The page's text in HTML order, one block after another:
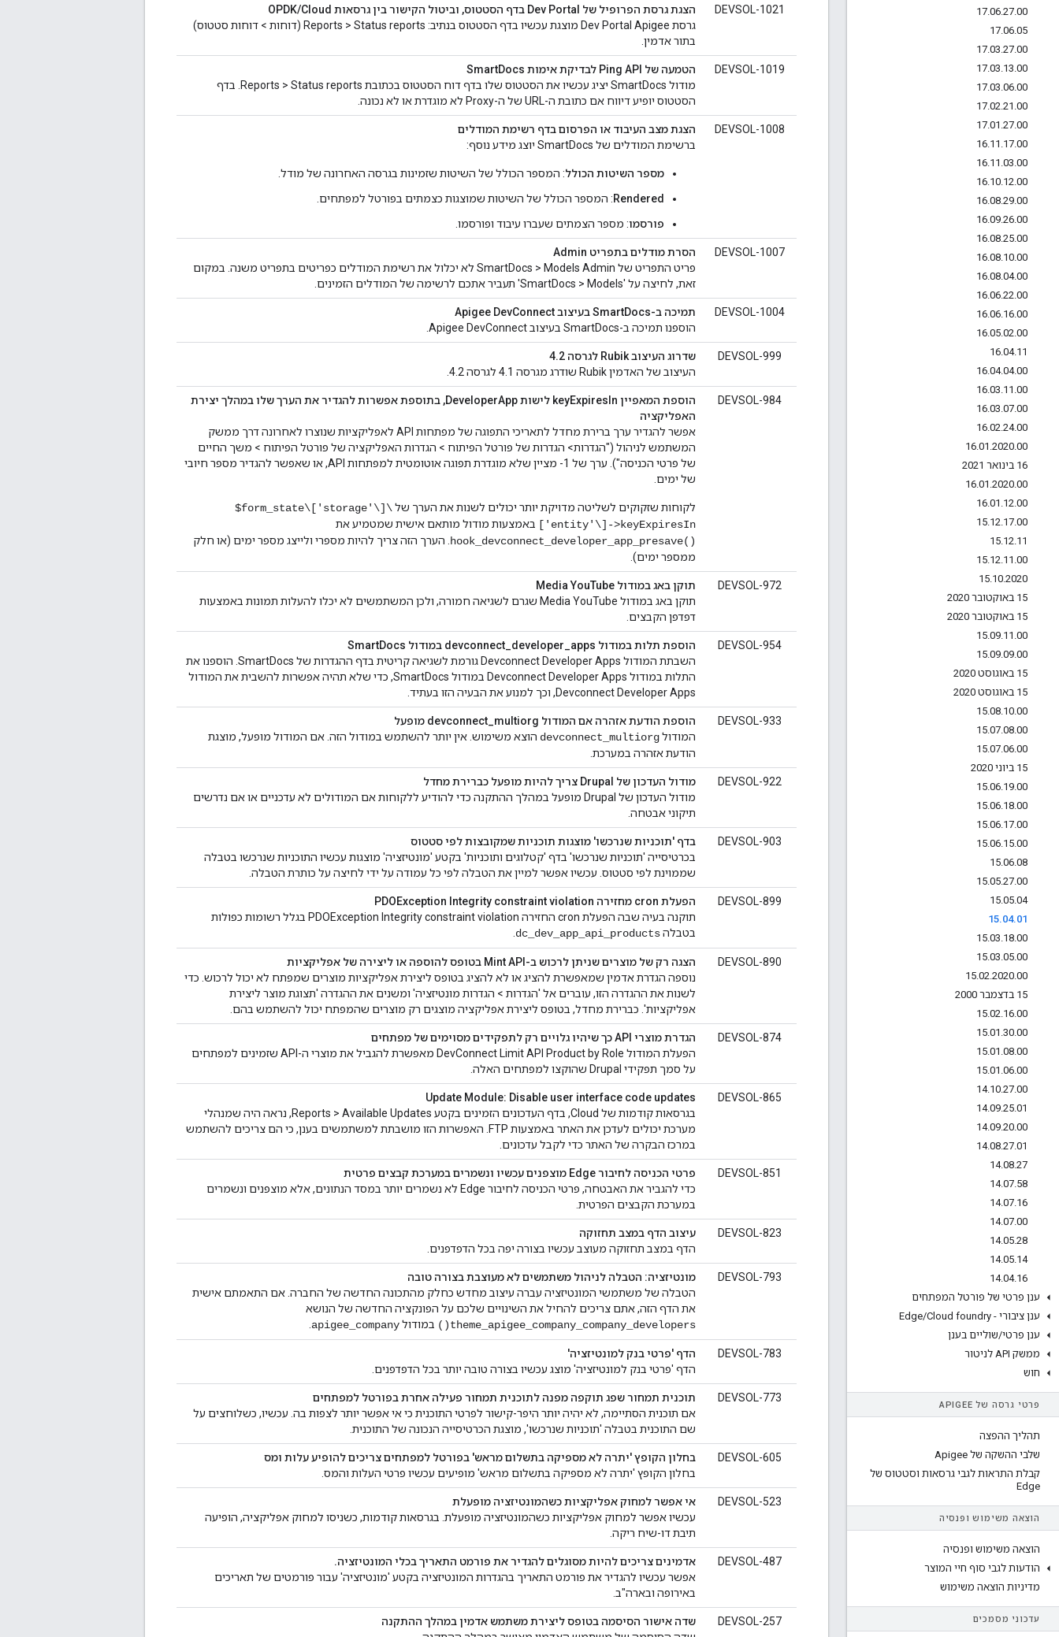
17.06.27.00
17.06.05
17.03.27.00
17.03.13.00
17.03.06.00
17.02.21 .00
17.01 .27.00
16.11 .17.00
16.11 .03.00
16.10.12.00
16.08.29.00
16.09.26.00
16.08.25.00
16.08.10.00
16.08.04.00
16.06.22.00
16.06.16.00
16.05.02.00
16.04.11
16.04.04.00
16.03.11 .00
16.03.07.00
16.02.24.00
16.01 .2020.00
16 בינואר 2021
16.01 .2020.00
16.01 .12.00
15.12.17.00
15.12.11
15.12.11 .00
15.10.2020
15 באוקטובר 2020
15 באוקטובר 2020
15.09.11 .00
15.09.09.00
15 באוגוסט 2020
15 באוגוסט 2020
15.08.10.00
15.07.08.00
15.07.06.00
15 ביוני 2020
15.06.19.00
15.06.18.00
15.06.17.00
15.06.15.00
15.06.08
15.05.27.00
15.05.04
15.04.01
15.03.18.00
15.03.05.00
15.02.2020.00
15 בדצמבר 2000
15.02.16.00
15.01 .30.00
15.01 .08.00
15.01 .06.00
14.10.27.00
14.09.25.01
14.09.20.00
14.08.27.01
14.08.27
14.07.58
14.07.16
14.07.00
14.05.28
14.05.14
14.04.16
ענן פרטי של פורטל המפתחים
ענן ציבורי - Edge
/Cloud foundry
ענן פרטי/שוליים בענן
ממשק API לניטור
חוש
פרטי גרסה של APIGEE
תהליך ההפצה
שלבי ההשקה של Apigee
קבלת התראות לגבי גרסאות וסטטוס של
Edge
הוצאה משימוש ופנסיה
הוצאה משימוש ופנסיה
הודעות לגבי סוף חיי המוצר
מדיניות הוצאה משימוש
עדכוני מסמכים
DEVSOL-1021
הצגת גרסת הפרופיל של Dev Portal בדף הסטטוס, וביטול הקישור בין גרסאות OPDK/Cloud
גרסת Dev Portal Apigee מוצגת עכשיו בדף הסטטוס בנתיב: Reports > Status reports (דוחות > דוחות סטטוס)
בתור אדמין.
DEVSOL-1019
הטמעה של Ping API לבדיקת אימות SmartDocs
מודול SmartDocs יציג עכשיו את הסטטוס שלו בדף דוח הסטטוס בכתובת Reports > Status reports. בדף
הסטטוס יופיע דיווח אם כתובת ה-URL של ה-Proxy לא מוגדרת או לא נכונה.
DEVSOL-1008
הצגת מצב העיבוד או הפרסום בדף רשימת המודלים
ברשימת המודלים של SmartDocs יוצג מידע נוסף:
מספר השיטות הכולל: המספר הכולל של השיטות שזמינות בגרסה האחרונה של מודל.
Rendered: המספר הכולל של השיטות שמוצגות כצמתים בפורטל למפתחים.
פורסמו: מספר הצמתים שעברו עיבוד ופורסמו.
DEVSOL-1007
הסרת מודלים בתפריט Admin
פריט התפריט של Admin‏ SmartDocs > Models לא יכלול את רשימת המודלים כפריטים בתפריט משנה. במקום
זאת, לחיצה על 'SmartDocs > Models' תעביר אתכם לרשימה של המודלים הזמינים.
DEVSOL-1004
תמיכה ב-SmartDocs בעיצוב Apigee DevConnect
הוספנו תמיכה ב-SmartDocs בעיצוב Apigee DevConnect.
DEVSOL-999
שדרוג העיצוב Rubik לגרסה 4.2
העיצוב של האדמין Rubik שודרג מגרסה 4.1 לגרסה 4.2.
DEVSOL-984
הוספת המאפיין keyExpiresIn לישות DeveloperApp, בתוספת אפשרות להגדיר את הערך שלו במהלך יצירת
האפליקציה
אפשר להגדיר ערך ברירת מחדל לתאריכי התפוגה של מפתחות API לאפליקציות שנוצרו לאחרונה דרך ממשק
המשתמש לניהול ("הגדרות> הגדרות של פורטל הפיתוח > הגדרות האפליקציה של פורטל הפיתוח > משך החיים
של פרטי הכניסה"). ערך של ‎-1 מציין שלא מוגדרת תפוגה אוטומטית למפתחות API, או שאפשר להגדיר מספר חיובי
של ימים.
לקוחות שזקוקים לשליטה מדויקת יותר יכולים לשנות את הערך של‎$form_state\['storage'\]\
['entity'\]->keyExpiresIn באמצעות מודול מותאם אישית שמטמיע את
hook_devconnect_developer_app_presave()‎ . הערך הזה צריך להיות מספרי ולייצג מספר ימים (או חלק
ממספר ימים).
DEVSOL-972
תוקן באג במודול Media YouTube
תוקן באג במודול Media YouTube שגרם לשגיאה חמורה, ולכן המשתמשים לא יכלו להעלות תמונות באמצעות
דפדפן הקבצים.
DEVSOL-954
הוספת תלות במודול devconnect_developer_apps במודול SmartDocs
השבתת המודול Devconnect Developer Apps גורמת לשגיאה קריטית בדף ההגדרות של SmartDocs. הוספנו את
התלות במודול Devconnect Developer Apps במודול SmartDocs, כדי שלא תהיה אפשרות להשבית את המודול
Devconnect Developer Apps, וכך למנוע את הבעיה הזו בעתיד.
DEVSOL-933
הוספת הודעת אזהרה אם המודול devconnect_multiorg מופעל
המודולdevconnect_multiorg הוצא משימוש. אין יותר להשתמש במודול הזה. אם המודול מופעל, מוצגת
הודעת אזהרה במערכת.
DEVSOL-922
מודול העדכון של Drupal צריך להיות מופעל כברירת מחדל
מודול העדכון של Drupal מופעל במהלך ההתקנה כדי להודיע ללקוחות אם המודולים לא עדכניים או אם נדרשים
תיקוני אבטחה.
DEVSOL-903
בדף 'תוכניות שנרכשו' מוצגות תוכניות שמקובצות לפי סטטוס
בכרטיסייה 'תוכניות שנרכשו' בדף 'קטלוגים ותוכניות' בקטע 'מונטיזציה' מוצגות עכשיו התוכניות שנרכשו בטבלה
שממוינת לפי סטטוס. עכשיו אפשר למיין את הטבלה לפי כל עמודה על ידי לחיצה על כותרת הטבלה.
DEVSOL-899
הפעלת cron מחזירה PDOException Integrity constraint violation
תוקנה בעיה שבה הפעלת cron החזירה PDOException Integrity constraint violation בגלל רשומות כפולות
בטבלהdc_dev_app_api_products
DEVSOL-890
הצגה רק של מוצרים שניתן לרכוש ב-Mint API בטופס להוספה או ליצירה של אפליקציות
נוספה הגדרת אדמין שמאפשרת להציג או לא להציג בטופס ליצירת אפליקציות מוצרים שמפתח לא יכול לרכוש. כדי
לשנות את ההגדרה הזו, עוברים אל 'הגדרות > הגדרות מונטיזציה' ומשנים את ההגדרה 'תצוגת מוצר ליצירת
אפליקציות'. כברירת מחדל, בטופס ליצירת אפליקציה מוצגים רק מוצרים שהמפתח יכול להשתמש בהם.
DEVSOL-874
הגדרת מוצרי API כך שיהיו גלויים רק לתפקידים מסוימים של מפתחים
הפעלת המודול DevConnect Limit API Product by Role מאפשרת להגביל את מוצרי ה-API שזמינים למפתחים
על סמך תפקידי Drupal שהוקצו למפתחים האלה.
DEVSOL-865
Update Module: Disable user interface code updates
בגרסאות קודמות של Cloud, בדף העדכונים הזמינים בקטע Reports > Available Updates, נראה היה שמנהלי
מערכת יכולים לעדכן את האתר באמצעות FTP. האפשרות הזו מושבתת למשתמשים בענן, כי הם צריכים להשתמש
במרכז הבקרה של האתר כדי לקבל עדכונים.
DEVSOL-851
פרטי הכניסה לחיבור Edge מוצפנים עכשיו ונשמרים במערכת קבצים פרטית
כדי להגביר את האבטחה, פרטי הכניסה לחיבור Edge לא נשמרים יותר במסד הנתונים, אלא מוצפנים ונשמרים
במערכת הקבצים הפרטית.
DEVSOL-823
עיצוב הדף במצב תחזוקה
הדף במצב תחזוקה מעוצב עכשיו בצורה יפה בכל הדפדפנים.
DEVSOL-793
מונטיזציה: הטבלה לניהול משתמשים לא מעוצבת בצורה טובה
הטבלה של משתמשי המונטיזציה עברה עיצוב מחדש כחלק מהתכונה החדשה של החברה. אם התאמתם אישית
את הדף הזה, אתם צריכים להחיל את השינויים שלכם על הפונקציה החדשה של הנושא
theme_apigee_company_company_developers()
במודולapigee_company
DEVSOL-783
הדף 'פרטי בנק למונטיזציה'
הדף 'פרטי בנק למונטיזציה' מוצג עכשיו בצורה טובה יותר בכל הדפדפנים.
DEVSOL-773
תוכנית תמחור שפג תוקפה מפנה לתוכנית תמחור פעילה אחרת בפורטל למפתחים
אם תוכנית הסתיימה, לא יהיה יותר היפר-קישור לפרטי התוכנית כי אי אפשר יותר לצפות בה. עכשיו, כשלוחצים על
שם התוכנית בטבלה 'תוכניות שנרכשו', מוצגת הכרטיסייה הנכונה של התוכנית.
DEVSOL-605
בחלון הקופץ 'יתרה לא מספיקה בתשלום מראש' בפורטל למפתחים צריכים להופיע עלות ומס
בחלון הקופץ 'יתרה לא מספיקה בתשלום מראש' מופיעים עכשיו פרטי העלות והמס.
DEVSOL-523
אי אפשר למחוק אפליקציות כשהמונטיזציה מופעלת
עכשיו אפשר למחוק אפליקציות כשהמונטיזציה מופעלת. בגרסאות קודמות, כשניסו למחוק אפליקציה, הופיעה
תיבת דו-שיח ריקה.
DEVSOL-487
אדמינים צריכים להיות מסוגלים להגדיר את פורמט התאריך בכלי המונטיזציה.
אפשר עכשיו להגדיר את פורמט התאריך בהגדרות המונטיזציה בקטע 'מונטיזציה' עבור פורמטים של תאריכים
באירופה ובארה"ב.
DEVSOL-257
שדה אישור הסיסמה בטופס ליצירת משתמש אדמין במהלך ההתקנה